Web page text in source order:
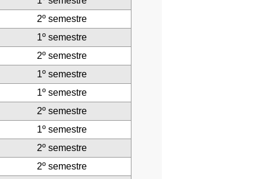
2º semestre
1º semestre
2º semestre
1º semestre
1º semestre
2º semestre
1º semestre
2º semestre
2º semestre